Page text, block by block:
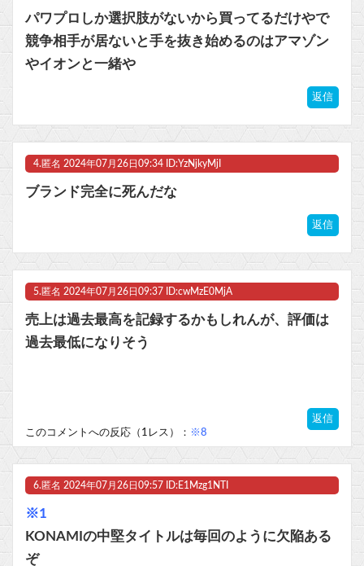
パワプロしか選択肢がないから買ってるだけやで
競争相手が居ないと手を抜き始めるのはアマゾン
やイオンと一緒や
返信
4. 匿名 2024年07月26日09:34 ID:YzNjkyMjI
ブランド完全に死んだな
返信
5. 匿名 2024年07月26日09:37 ID:cwMzE0MjA
売上は過去最高を記録するかもしれんが、評価は
過去最低になりそう
返信
このコメントへの反応（1レス）： ※8
6. 匿名 2024年07月26日09:57 ID:E1Mzg1NTI
※1
KONAMIの中堅タイトルは毎回のように欠陥ある
ぞ